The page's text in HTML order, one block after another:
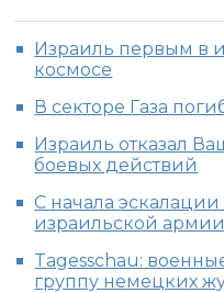
Израиль первым в
космосе
В секторе Газа
Израиль отказал
боевых действий
С начала
израильской
Tagesschau:
группу немецких